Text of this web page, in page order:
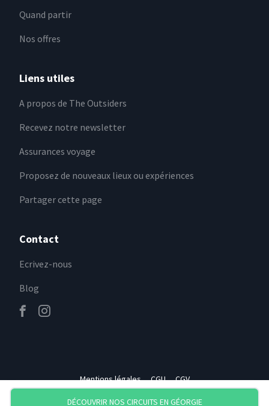
DÉCOUVRIR NOS CIRCUITS EN GÉORGIE
Quand partir
Nos offres
Liens utiles
A propos de The Outsiders
Recevez notre newsletter
Assurances voyage
Proposez de nouveaux lieux ou expériences
Partager cette page
Contact
Ecrivez-nous
Blog
Mentions légales CGU CGV